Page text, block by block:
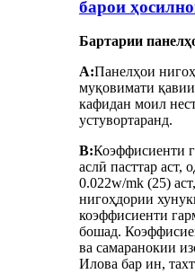
барои
Бартарии
A:Панелҳои
муқовимати
кафидан моил
устувортаранд.
B:Коэффисиенти
аслӣ пасттар аст,
0.022w/mk (25)
нигоҳдории
коэффисиенти
бошад.
ва самаранокии
Илова бар ин,